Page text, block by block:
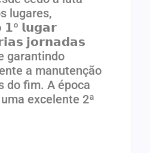
lugares,
𝗹𝘂𝗴𝗮𝗿
𝗷𝗼𝗿𝗻𝗮𝗱𝗮𝘀
garantindo
a manutenção
do fim. A época
excelente 2ª